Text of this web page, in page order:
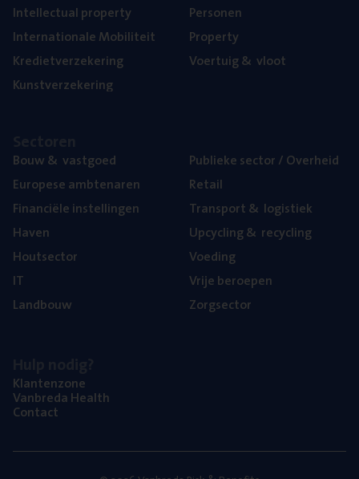
Intel­lec­tu­al property
Inter­na­ti­o­na­le Mobiliteit
Kre­diet­ver­ze­ke­ring
Kunst­ver­ze­ke­ring
Per­so­nen
Pro­per­ty
Voer­tuig& vloot
Bouw& vastgoed
Euro­pe­se ambtenaren
Finan­ci­ë­le instellingen
Haven
Hout­sec­tor
IT
Land­bouw
Publie­ke sec­tor / Overheid
Retail
Trans­port& logistiek
Upcy­cling& recycling
Voe­ding
Vrije beroe­pen
Zorg­sec­tor
Klan­ten­zo­ne
Van­b­re­da Health
Con­tact